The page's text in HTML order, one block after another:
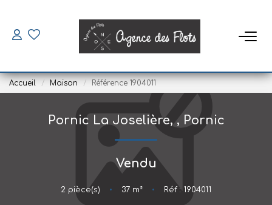
ACHETER
SAISONNIERS
Louer
Mettre En Location
Accueil Maison Référence 1904011
Pornic La Joselière,, Pornic
Vendu
2 pièce(s) • 37 m² • Réf : 1904011